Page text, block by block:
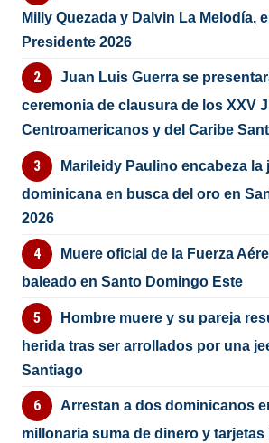
Milly Quezada y Dalvin La Melodía,
Presidente 2026
Juan Luis Guerra se
ceremonia de clausura de los XXV
Centroamericanos y del Caribe
Marileidy Paulino encabeza la
dominicana en busca del oro en
2026
Muere oficial de la Fuerza
baleado en Santo Domingo Este
Hombre muere y su pareja
herida tras ser arrollados por una
Santiago
Arrestan a dos dominicanos
millonaria suma de dinero y tarjetas